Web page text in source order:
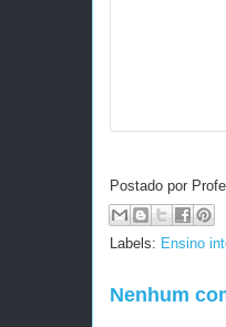
Postado por
Labels: Ensino
Nenhum